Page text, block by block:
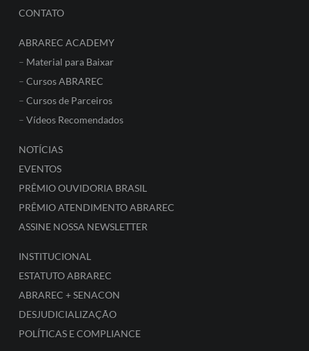
CONTATO
ABRAREC ACADEMY
– Material para Baixar
– Cursos ABRAREC
– Cursos de Parceiros
– Vídeos Recomendados
NOTÍCIAS
EVENTOS
PRÊMIO OUVIDORIA BRASIL
PRÊMIO ATENDIMENTO ABRAREC
ASSINE NOSSA NEWSLETTER
INSTITUCIONAL
ESTATUTO ABRAREC
ABRAREC + SENACON
DESJUDICIALIZAÇÃO
POLÍTICAS E COMPLIANCE